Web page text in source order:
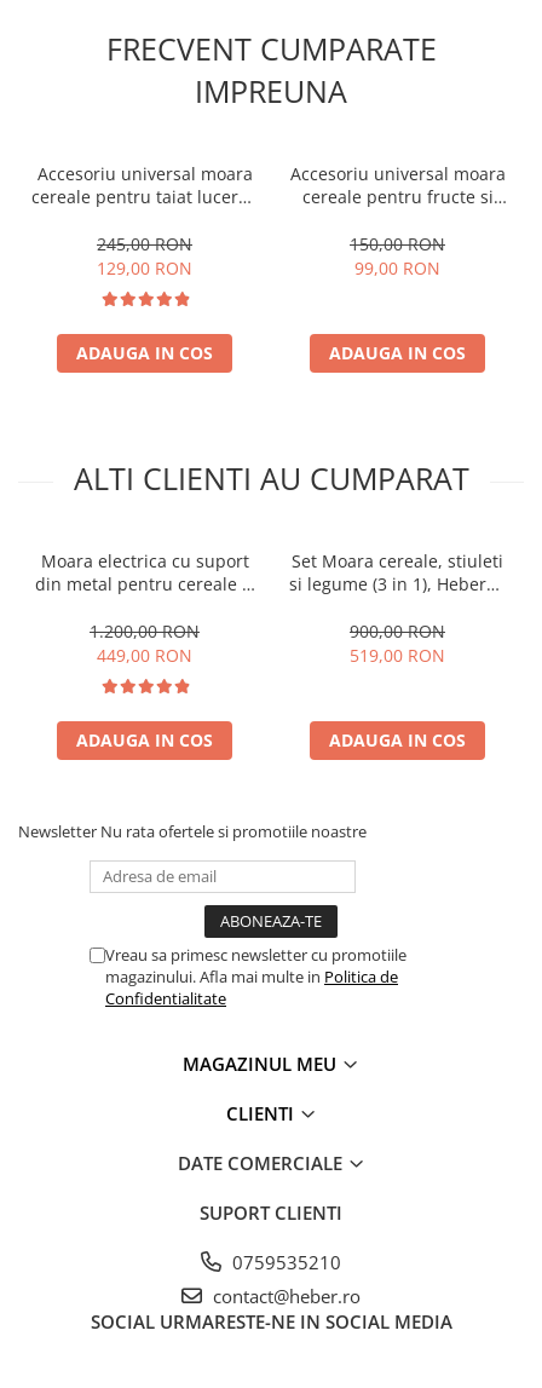
FRECVENT CUMPARATE
IMPREUNA
Accesoriu universal moara
cereale pentru taiat lucerna
245,00 RON
129,00 RON
ADAUGA IN COS
Accesoriu universal moara
cereale pentru fructe si
150,00 RON
99,00 RON
ADAUGA IN COS
ALTI CLIENTI AU CUMPARAT
Moara electrica cu suport
din metal pentru cereale si
Cuva Mare, motor 3,8 kw
(100% cupru), 3000 rpm,
300 kg/h, 4 site de rezerva,
20 ciocanele
1.200,00 RON
449,00 RON
ADAUGA IN COS
Set Moara cereale, stiuleti
si legume (3 in 1), Heber®,
din metal
900,00 RON
519,00 RON
ADAUGA IN COS
Newsletter Nu rata ofertele si promotiile noastre
Vreau sa primesc newsletter cu promotiile
magazinului. Afla mai multe in Politica de
Confidentialitate
MAGAZINUL MEU
CLIENTI
DATE COMERCIALE
SUPORT CLIENTI
0759535210
contact@heber.ro
SOCIAL URMARESTE-NE IN SOCIAL MEDIA